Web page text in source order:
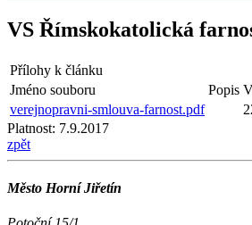
VS Římskokatolická
Přílohy k článku
Jméno souboru
Popis
verejnopravni-smlouva-farnost.pdf
Platnost: 7.9.2017
zpět
Město Horní Jiřetín